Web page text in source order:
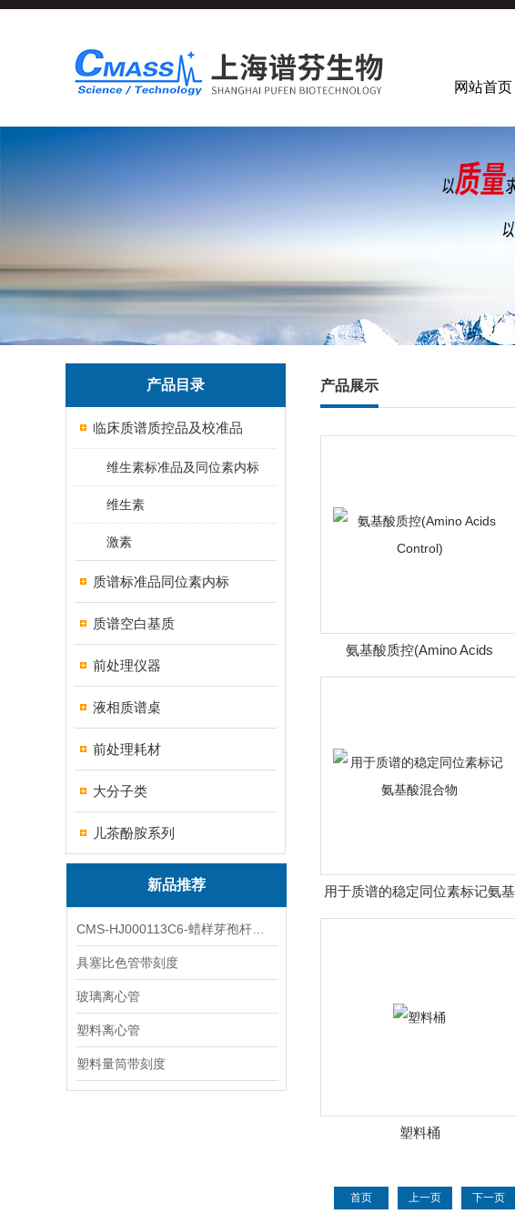
网站首页
产品目录
临床质谱质控品及校准品
维生素标准品及同位素内标
维生素
激素
质谱标准品同位素内标
质谱空白基质
前处理仪器
液相质谱桌
前处理耗材
大分子类
儿茶酚胺系列
新品推荐
具塞比色管带刻度
玻璃离心管
塑料离心管
塑料量筒带刻度
产品展示
氨基酸质控(Amino Acids
Control)
用于质谱的稳定同位素标记氨基
酸混合物
塑料桶
首页 上一页 下一页